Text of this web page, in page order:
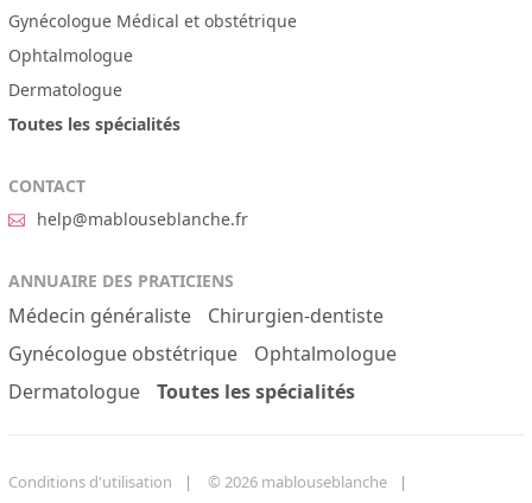
Gynécologue Médical et obstétrique
Ophtalmologue
Dermatologue
Toutes les spécialités
CONTACT
help@mablouseblanche.fr
ANNUAIRE DES PRATICIENS
Médecin généraliste
Chirurgien-dentiste
Gynécologue obstétrique
Ophtalmologue
Dermatologue
Toutes les spécialités
Conditions d'utilisation
© 2026 mablouseblanche